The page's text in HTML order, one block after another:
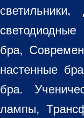
светильники,
бра,
настенные
бра.
лампы,